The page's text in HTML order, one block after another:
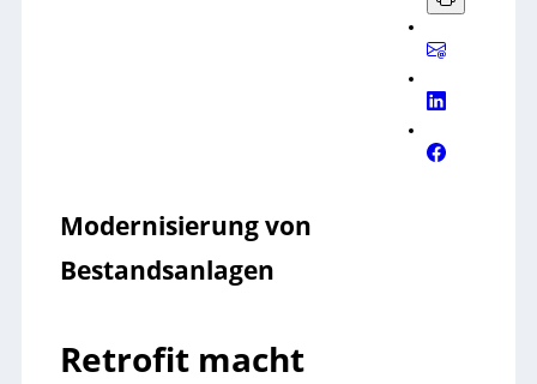
Modernisierung von
Bestandsanlagen
Retrofit macht